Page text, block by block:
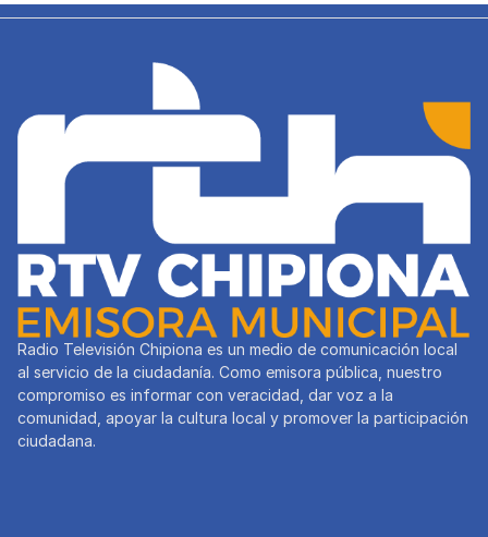
Radio Televisión Chipiona es un medio de comunicación local
al servicio de la ciudadanía. Como emisora pública, nuestro
compromiso es informar con veracidad, dar voz a la
comunidad, apoyar la cultura local y promover la participación
ciudadana.